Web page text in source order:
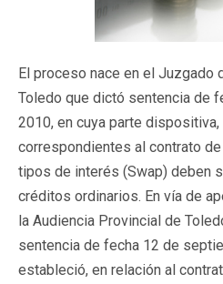
El proceso nace en el Juzgado
Toledo que dictó sentencia de
2010, en cuya parte
correspondientes al contrato
tipos de interés (Swap) deben
créditos ordinarios. En vía de
la Audiencia Provincial de
sentencia de fecha 12 de
estableció, en relación al